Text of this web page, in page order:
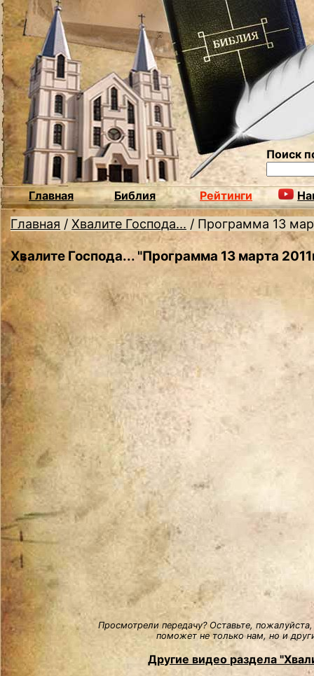
Поиск
Главная Библия Рейтинги
Главная / Хвалите Господа... / Программа 13
Хвалите Господа... "Программа 13 марта
Просмотрели передачу? Оставьте,
поможет не только нам, но и
Другие видео раздела